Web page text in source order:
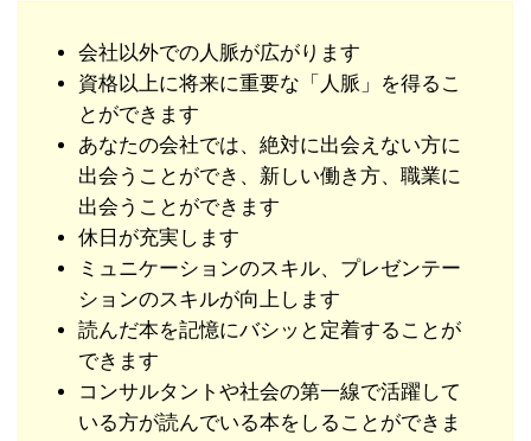
会社以外での人脈が広がります
資格以上に将来に重要な「人脈」を得るこ
とができます
あなたの会社では、絶対に出会えない方に
出会うことができ、新しい働き方、職業に
出会うことができます
休日が充実します
ミュニケーションのスキル、プレゼンテー
ションのスキルが向上します
読んだ本を記憶にバシッと定着することが
できます
コンサルタントや社会の第一線で活躍して
いる方が読んでいる本をしることができま